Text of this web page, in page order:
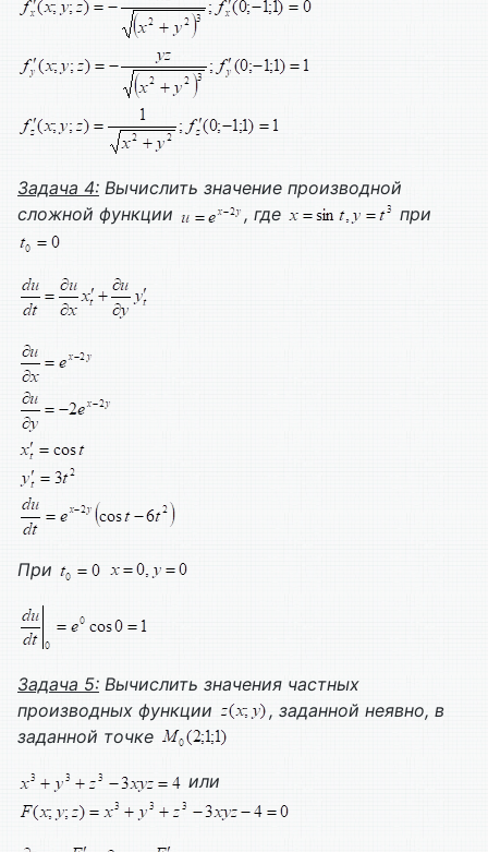
Задача 4: Вычислить значение производной
сложной функции
, где при
При
Задача 5: Вычислить значения частных
производных функции
, заданной неявно, в
заданной точке
или